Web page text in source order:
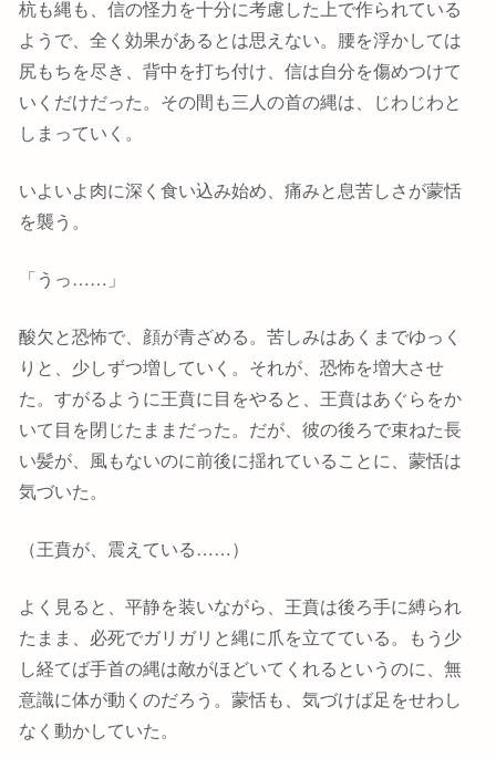
杭も縄も、信の怪力を十分に考慮した上で作られている
ようで、全く効果があるとは思えない。腰を浮かしては
尻もちを尽き、背中を打ち付け、信は自分を傷めつけて
いくだけだった。その間も三人の首の縄は、じわじわと
しまっていく。
いよいよ肉に深く食い込み始め、痛みと息苦しさが蒙恬
を襲う。
「うっ……」
酸欠と恐怖で、顔が青ざめる。苦しみはあくまでゆっく
りと、少しずつ増していく。それが、恐怖を増大させ
た。すがるように王賁に目をやると、王賁はあぐらをか
いて目を閉じたままだった。だが、彼の後ろで束ねた長
い髪が、風もないのに前後に揺れていることに、蒙恬は
気づいた。
（王賁が、震えている……）
よく見ると、平静を装いながら、王賁は後ろ手に縛られ
たまま、必死でガリガリと縄に爪を立てている。もう少
し経てば手首の縄は敵がほどいてくれるというのに、無
意識に体が動くのだろう。蒙恬も、気づけば足をせわし
なく動かしていた。